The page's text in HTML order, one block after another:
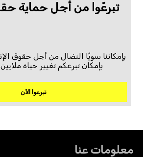
تبرعّوا من أجل حماية
بإمكاننا سويًا النضال من أجل حقوق
بإمكان تبرعكم تغيير حياة
تبرعوا الآن
معلومات عنا